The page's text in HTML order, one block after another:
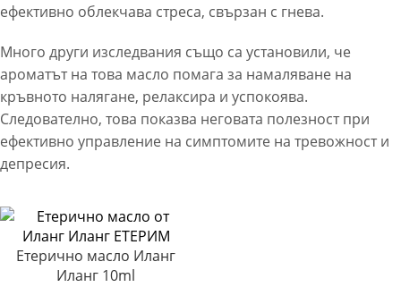
ефективно облекчава стреса, свързан с гнева.
Много други изследвания също са установили, че
ароматът на това масло помага за намаляване на
кръвното налягане, релаксира и успокоява.
Следователно, това показва неговата полезност при
ефективно управление на симптомите на тревожност и
депресия.
Етерично масло Иланг
Иланг 10ml